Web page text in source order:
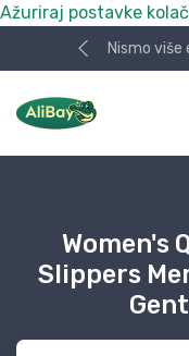
Ažuriraj postavke
Nismo više
Women's
Slippers